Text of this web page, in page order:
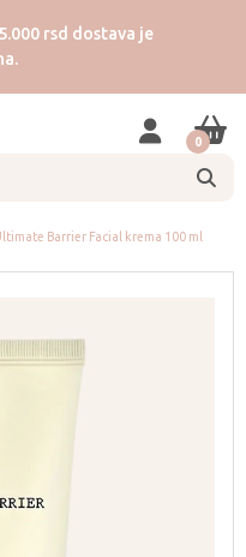
rsd dostava je
0
Barrier Facial krema 100 ml